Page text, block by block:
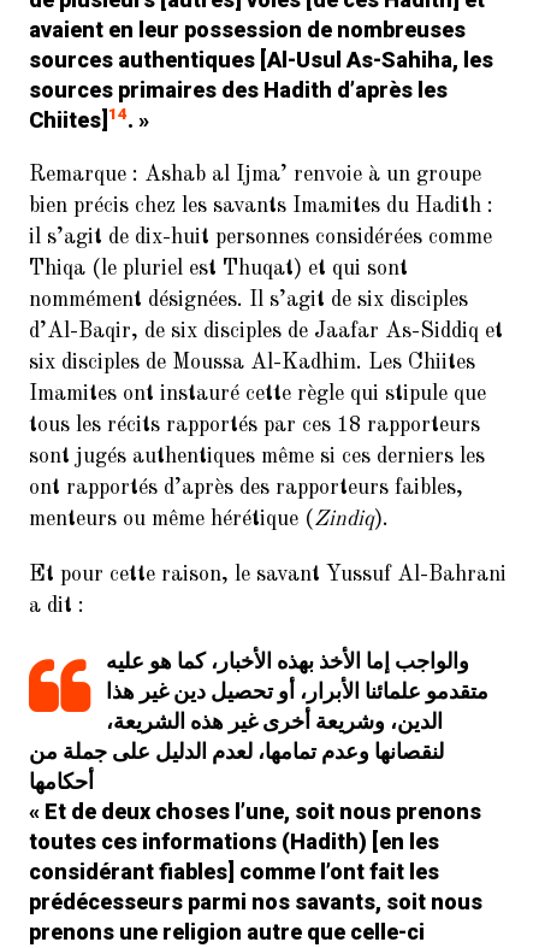
avaient en leur possession de nombreuses
sources authentiques [Al-Usul As-Sahiha, les
sources primaires des Hadith d’après les
Chiites] 14. »
Remarque : Ashab al Ijma’ renvoie à un groupe
bien précis chez les savants Imamites du Hadith :
il s’agit de dix-huit personnes considérées comme
Thiqa (le pluriel est Thuqat) et qui sont
nommément désignées. Il s’agit de six disciples
d’Al-Baqir, de six disciples de Jaafar As-Siddiq et
six disciples de Moussa Al-Kadhim. Les Chiites
Imamites ont instauré cette règle qui stipule que
tous les récits rapportés par ces 18 rapporteurs
sont jugés authentiques même si ces derniers les
ont rapportés d’après des rapporteurs faibles,
menteurs ou même hérétique (Zindiq).
Et pour cette raison, le savant Yussuf Al-Bahrani
a dit :
والواجب إما الأخذ بهذه الأخبار، كما هو عليه
متقدمو علمائنا الأبرار، أو تحصيل دين غير هذا
الدين، وشريعة أخرى غير هذه الشريعة،
لنقصانها وعدم تمامها، لعدم الدليل على جملة من
أحكامها
« Et de deux choses l’une, soit nous prenons
toutes ces informations (Hadith) [en les
considérant fiables] comme l’ont fait les
prédécesseurs parmi nos savants, soit nous
prenons une religion autre que celle-ci